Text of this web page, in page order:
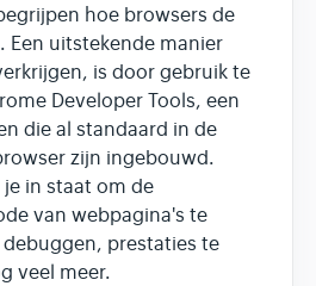
Contact
→
→
hoe browsers de
uitstekende manier
is door gebruik te
Developer Tools, een
die al standaard in de
zijn ingebouwd.
in staat om de
van webpagina's te
prestaties te
veel meer.